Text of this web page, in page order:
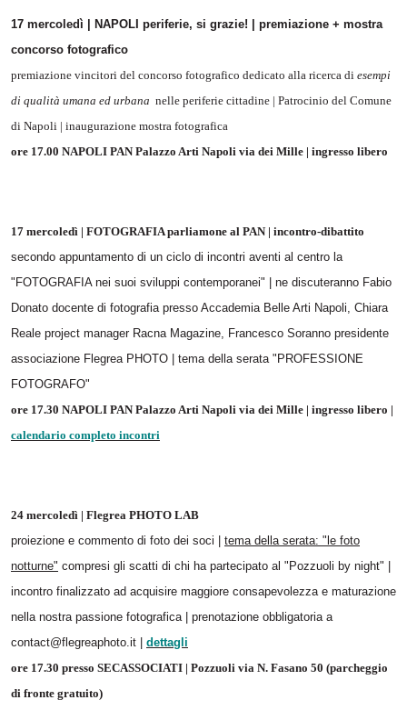
17 mercoledì | NAPOLI periferie, si grazie! | premiazione + mostra
concorso fotografico
premiazione vincitori del concorso fotografico dedicato alla ricerca di esempi
di qualità umana ed urbana nelle periferie cittadine | Patrocinio del Comune
di Napoli | inaugurazione mostra fotografica
ore 17.00 NAPOLI PAN Palazzo Arti Napoli via dei Mille | ingresso libero
17 mercoledì | FOTOGRAFIA parliamone al PAN | incontro-dibattito
secondo appuntamento di un ciclo di incontri aventi al centro la
"FOTOGRAFIA nei suoi sviluppi contemporanei" | ne discuteranno Fabio
Donato docente di fotografia presso Accademia Belle Arti Napoli, Chiara
Reale project manager Racna Magazine, Francesco Soranno presidente
associazione Flegrea PHOTO | tema della serata "PROFESSIONE
FOTOGRAFO"
ore 17.30 NAPOLI PAN Palazzo Arti Napoli via dei Mille | ingresso libero |
calendario completo incontri
24 mercoledì | Flegrea PHOTO LAB
proiezione e commento di foto dei soci | tema della serata: "le foto
notturne" compresi gli scatti di chi ha partecipato al "Pozzuoli by night" |
incontro finalizzato ad acquisire maggiore consapevolezza e maturazione
nella nostra passione fotografica | prenotazione obbligatoria a
contact@flegreaphoto.it | dettagli
ore 17.30 presso SECASSOCIATI | Pozzuoli via N. Fasano 50 (parcheggio
di fronte gratuito)